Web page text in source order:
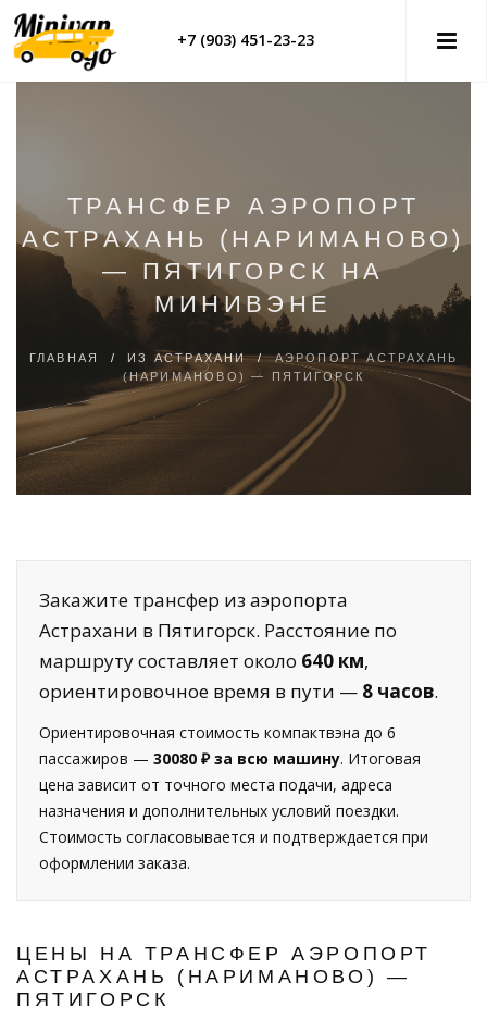
+7 (903) 451-23-23
ТРАНСФЕР АЭРОПОРТ
АСТРАХАНЬ (НАРИМАНОВО)
— ПЯТИГОРСК НА
МИНИВЭНЕ
ГЛАВНАЯ / ИЗ АСТРАХАНИ/АЭРОПОРТ АСТРАХАНЬ
(НАРИМАНОВО) — ПЯТИГОРСК
Закажите трансфер из аэропорта
Астрахани в Пятигорск. Расстояние по
маршруту составляет около 640 км,
ориентировочное время в пути — 8 часов.
Ориентировочная стоимость компактвэна до 6
пассажиров — 30080 ₽ за всю машину. Итоговая
цена зависит от точного места подачи, адреса
назначения и дополнительных условий поездки.
Стоимость согласовывается и подтверждается при
оформлении заказа.
ЦЕНЫ НА ТРАНСФЕР АЭРОПОРТ
АСТРАХАНЬ (НАРИМАНОВО) —
ПЯТИГОРСК